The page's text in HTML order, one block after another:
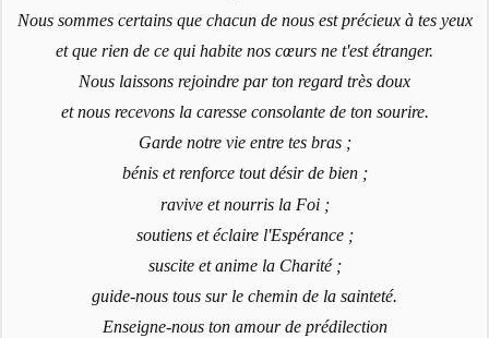
Nous sommes certains que chacun de nous est précieux à tes yeux
et que rien de ce qui habite nos cœurs ne t'est étranger.
Nous laissons rejoindre par ton regard très doux
et nous recevons la caresse consolante de ton sourire.
Garde notre vie entre tes bras ;
bénis et renforce tout désir de bien ;
ravive et nourris la Foi ;
soutiens et éclaire l'Espérance ;
suscite et anime la Charité ;
guide-nous tous sur le chemin de la sainteté.
Enseigne-nous ton amour de prédilection